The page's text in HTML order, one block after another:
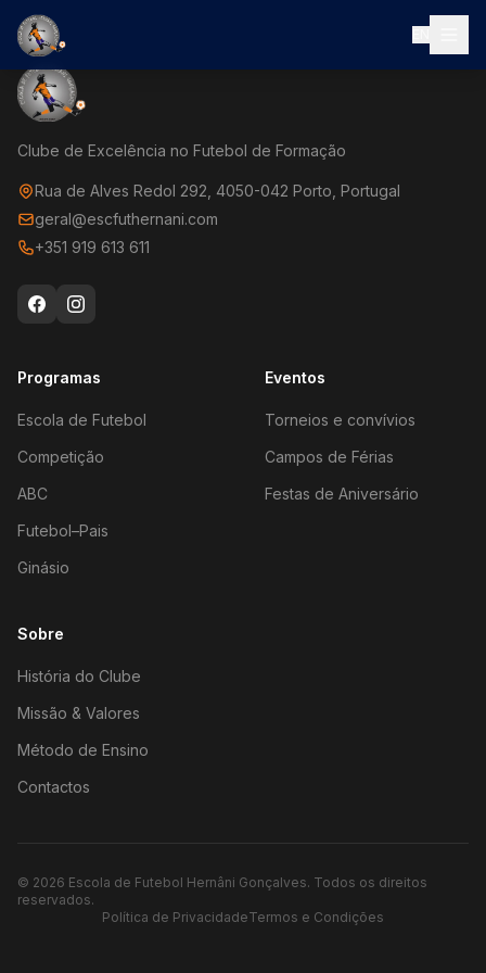
Clube de Excelência no Futebol de Formação
Rua de Alves Redol 292, 4050-042 Porto, Portugal
geral@escfuthernani.com
+351 919 613 611
Programas
Escola de Futebol
Competição
ABC
Futebol–Pais
Ginásio
Eventos
Torneios e convívios
Campos de Férias
Festas de Aniversário
Sobre
História do Clube
Missão & Valores
Método de Ensino
Contactos
© 2026 Escola de Futebol Hernâni Gonçalves. Todos os direitos
reservados.
Política de PrivacidadeTermos e Condições